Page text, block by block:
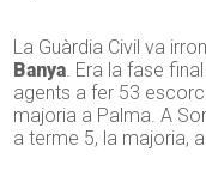
La Guàrdia Civil va
Banya. Era la fase
agents a fer 53
majoria a Palma. A
a terme 5, la majoria,